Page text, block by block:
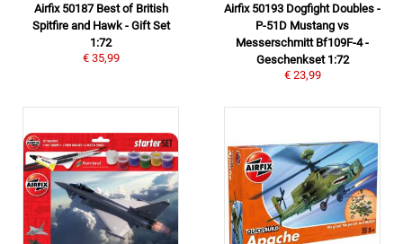
Airfix 50187 Best of British
Spitfire and Hawk - Gift Set
1:72
€ 35,99
Airfix 50193 Dogfight Doubles -
P-51D Mustang vs
Messerschmitt Bf109F-4 -
Geschenkset 1:72
€ 23,99